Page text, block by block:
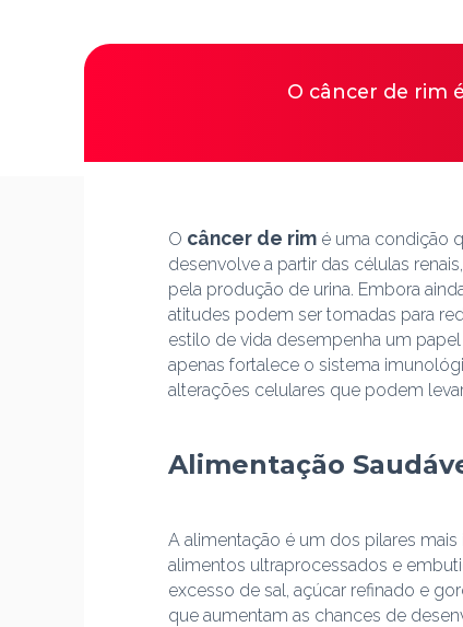
O câncer de rim
O câncer de rim é uma condição
desenvolve a partir das células
pela produção de urina. Embora
atitudes podem ser tomadas para
estilo de vida desempenha um
apenas fortalece o sistema
alterações celulares que podem
Alimentação
A alimentação é um dos pilares
alimentos ultraprocessados e
excesso de sal, açúcar refinado e
que aumentam as chances de